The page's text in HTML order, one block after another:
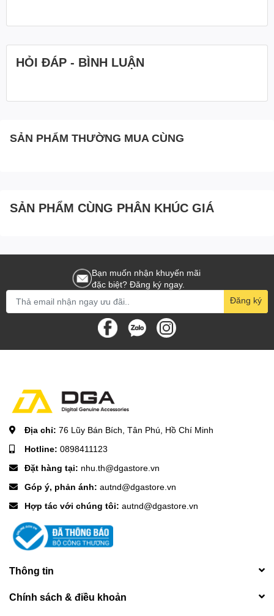
HỎI ĐÁP - BÌNH LUẬN
SẢN PHẨM THƯỜNG MUA CÙNG
SẢN PHẨM CÙNG PHÂN KHÚC GIÁ
Bạn muốn nhận khuyến mãi
đặc biệt? Đăng ký ngay.
Đăng ký
Địa chỉ: 76 Lũy Bán Bích, Tân Phú, Hồ Chí Minh
Hotline: 0898411123
Đặt hàng tại: nhu.th@dgastore.vn
Góp ý, phản ánh: autnd@dgastore.vn
Hợp tác với chúng tôi: autnd@dgastore.vn
Thông tin
Chính sách & điều khoản